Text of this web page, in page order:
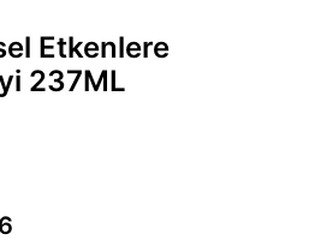
Etkenlere
237ML